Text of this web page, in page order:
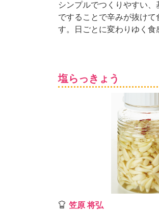
シンプルでつくりやすい
ですることで辛みが抜けて
す。日ごとに変わりゆく食
塩らっきょう
笠原 将弘